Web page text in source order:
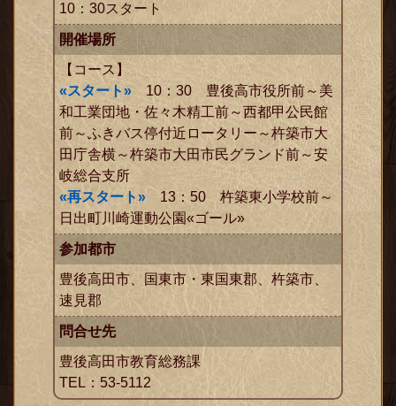
10：30スタート
開催場所
【コース】
«スタート» 10：30 豊後高市役所前～美
和工業団地・佐々木精工前～西都甲公民館
前～ふきバス停付近ロータリー～杵築市大
田庁舎横～杵築市大田市民グランド前～安
岐総合支所
«再スタート» 13：50 杵築東小学校前～
日出町川崎運動公園«ゴール»
参加都市
豊後高田市、国東市・東国東郡、杵築市、
速見郡
問合せ先
豊後高田市教育総務課
TEL：53-5112